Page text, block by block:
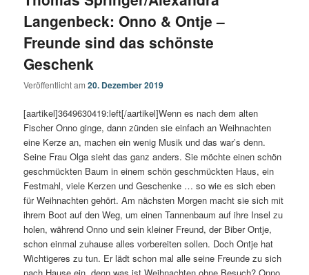
Langenbeck: Onno & Ontje –
Freunde sind das schönste
Geschenk
Veröffentlicht am20. Dezember 2019
[aartikel]3649630419:left[/aartikel]Wenn es nach dem alten
Fischer Onno ginge, dann zünden sie einfach an Weihnachten
eine Kerze an, machen ein wenig Musik und das war’s denn.
Seine Frau Olga sieht das ganz anders. Sie möchte einen schön
geschmückten Baum in einem schön geschmückten Haus, ein
Festmahl, viele Kerzen und Geschenke … so wie es sich eben
für Weihnachten gehört. Am nächsten Morgen macht sie sich mit
ihrem Boot auf den Weg, um einen Tannenbaum auf ihre Insel zu
holen, während Onno und sein kleiner Freund, der Biber Ontje,
schon einmal zuhause alles vorbereiten sollen. Doch Ontje hat
Wichtigeres zu tun. Er lädt schon mal alle seine Freunde zu sich